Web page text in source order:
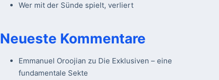
Wer mit der Sünde spielt, verliert
Neueste Kommentare
Emmanuel Oroojian zu Die Exklusiven – eine
fundamentale Sekte